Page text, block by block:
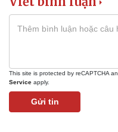
This site is protected by reCAPTCHA
Service apply.
Gửi tin